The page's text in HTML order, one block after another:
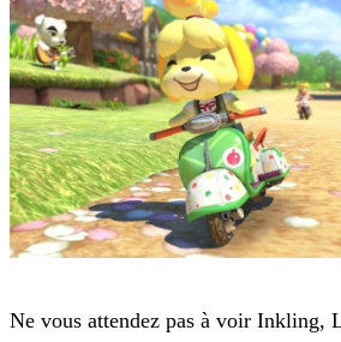
Ne vous attendez pas à voir Inkling,